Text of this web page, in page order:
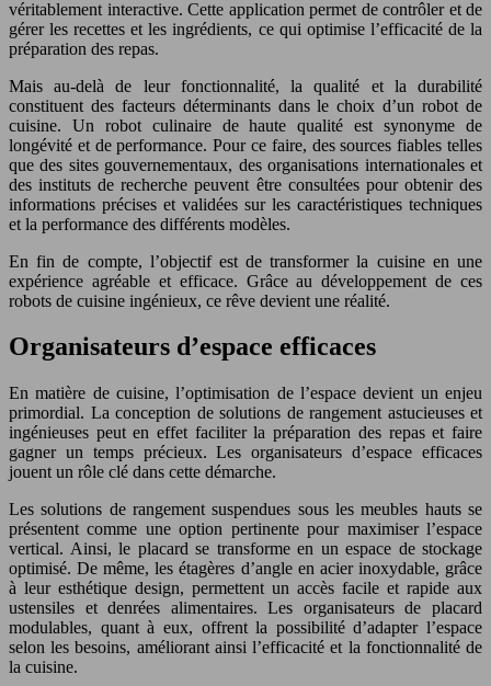
véritablement interactive. Cette application permet de contrôler et de
gérer les recettes et les ingrédients, ce qui optimise l’efficacité de la
préparation des repas.
Mais au-delà de leur fonctionnalité, la qualité et la durabilité
constituent des facteurs déterminants dans le choix d’un robot de
cuisine. Un robot culinaire de haute qualité est synonyme de
longévité et de performance. Pour ce faire, des sources fiables telles
que des sites gouvernementaux, des organisations internationales et
des instituts de recherche peuvent être consultées pour obtenir des
informations précises et validées sur les caractéristiques techniques
et la performance des différents modèles.
En fin de compte, l’objectif est de transformer la cuisine en une
expérience agréable et efficace. Grâce au développement de ces
robots de cuisine ingénieux, ce rêve devient une réalité.
Organisateurs d’espace efficaces
En matière de cuisine, l’optimisation de l’espace devient un enjeu
primordial. La conception de solutions de rangement astucieuses et
ingénieuses peut en effet faciliter la préparation des repas et faire
gagner un temps précieux. Les organisateurs d’espace efficaces
jouent un rôle clé dans cette démarche.
Les solutions de rangement suspendues sous les meubles hauts se
présentent comme une option pertinente pour maximiser l’espace
vertical. Ainsi, le placard se transforme en un espace de stockage
optimisé. De même, les étagères d’angle en acier inoxydable, grâce
à leur esthétique design, permettent un accès facile et rapide aux
ustensiles et denrées alimentaires. Les organisateurs de placard
modulables, quant à eux, offrent la possibilité d’adapter l’espace
selon les besoins, améliorant ainsi l’efficacité et la fonctionnalité de
la cuisine.